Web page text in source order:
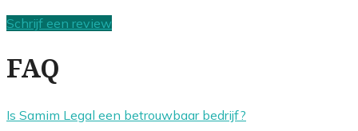
Schrijf een review
FAQ
Is Samim Legal een betrouwbaar bedrijf?